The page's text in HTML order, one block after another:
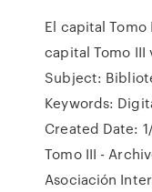
El capital Tomo
capital Tomo III
Subject:
Keywords:
Created Date:
Tomo III -
Asociación